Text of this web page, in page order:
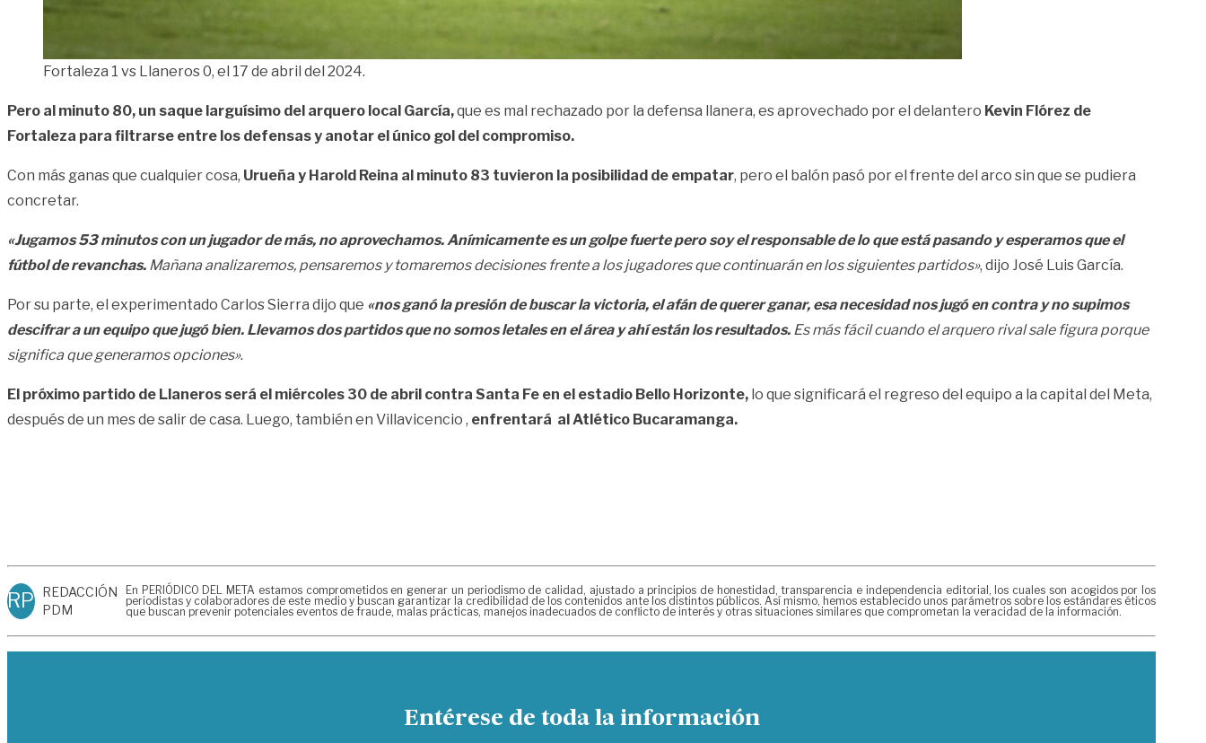
Fortaleza 1 vs Llaneros 0, el 17 de abril del 2024.
Pero al minuto 80, un saque larguísimo del arquero local García,que es mal rechazado por la defensa llanera, es aprovechado por el delantero Kevin Flórez de
Fortaleza para filtrarse entre los defensas y anotar el único gol del compromiso.
Con más ganas que cualquier cosa, Urueña y Harold Reina al minuto 83 tuvieron la posibilidad de empatar, pero el balón pasó por el frente del arco sin que se pudiera
concretar.
«Jugamos 53 minutos con un jugador de más, no aprovechamos. Anímicamente es un golpe fuerte pero soy el responsable de lo que está pasando y esperamos que el
fútbol de revanchas. Mañana analizaremos, pensaremos y tomaremos decisiones frente a los jugadores que continuarán en los siguientes partidos», dijo José Luis García.
Por su parte, el experimentado Carlos Sierra dijo que «nos ganó la presión de buscar la victoria, el afán de querer ganar, esa necesidad nos jugó en contra y no supimos
descifrar a un equipo que jugó bien. Llevamos dos partidos que no somos letales en el área y ahí están los resultados. Es más fácil cuando el arquero rival sale figura porque
significa que generamos opciones».
El próximo partido de Llaneros será el miércoles 30 de abril contra Santa Fe en el estadio Bello Horizonte, lo que significará el regreso del equipo a la capital del Meta,
después de un mes de salir de casa. Luego, también en Villavicencio , enfrentará al Atlético Bucaramanga.
RP REDACCIÓN
PDM
En PERIÓDICO DEL META estamos comprometidos en generar un periodismo de calidad, ajustado a principios de honestidad, transparencia e independencia editorial, los cuales son acogidos por los
periodistas y colaboradores de este medio y buscan garantizar la credibilidad de los contenidos ante los distintos públicos. Así mismo, hemos establecido unos parámetros sobre los estándares éticos
que buscan prevenir potenciales eventos de fraude, malas prácticas, manejos inadecuados de conflicto de interés y otras situaciones similares que comprometan la veracidad de la información.
Entérese de toda la información